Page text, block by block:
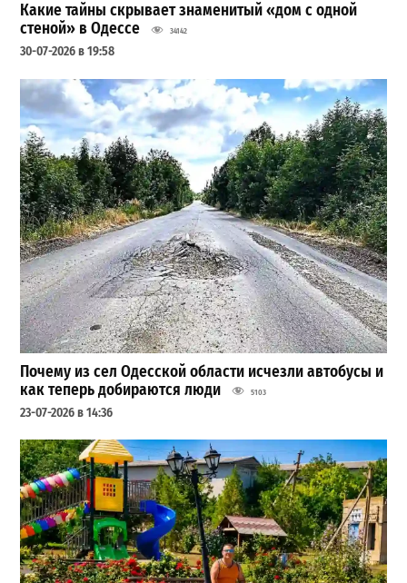
Какие тайны скрывает знаменитый «дом с одной
стеной» в Одессе
34142
30-07-2026 в 19:58
Почему из сел Одесской области исчезли автобусы и
как теперь добираются люди
5103
23-07-2026 в 14:36